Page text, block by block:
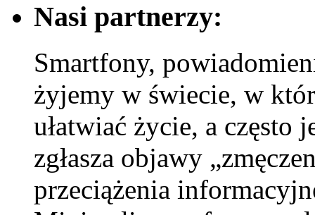
Nasi partnerzy:
Smartfony,
żyjemy w świecie, w
ułatwiać życie, a często
zgłasza objawy
przeciążenia